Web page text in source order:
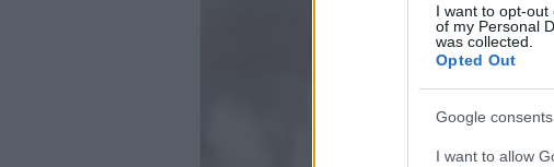
I want to opt-out
of my Personal
was collected.
Opted Out
Google consents
I want to allow